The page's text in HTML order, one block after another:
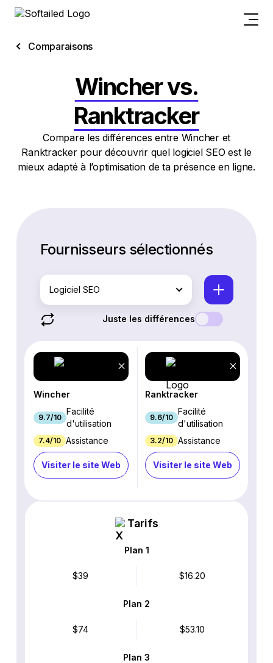
Comparaisons
Wincher vs.
Ranktracker
Compare les différences entre Wincher et
Ranktracker pour découvrir quel logiciel SEO est le
mieux adapté à l’optimisation de ta présence en ligne.
Fournisseurs sélectionnés
Logiciel SEO
Juste les différences
Wincher
9.7/10
Facilité
d'utilisation
7.4/10 Assistance
Visiter le site Web
Ranktracker
9.6/10
Facilité
d'utilisation
3.2/10 Assistance
Visiter le site Web
Tarifs
Plan 1
$39 $16.20
Plan 2
$74 $53.10
Plan 3